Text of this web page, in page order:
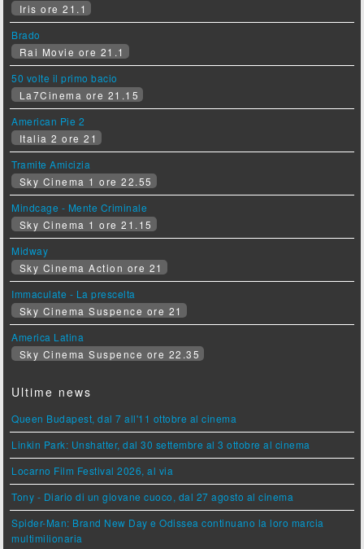
Iris ore 21.1
Brado
Rai Movie ore 21.1
50 volte il primo bacio
La7Cinema ore 21.15
American Pie 2
Italia 2 ore 21
Tramite Amicizia
Sky Cinema 1 ore 22.55
Mindcage - Mente Criminale
Sky Cinema 1 ore 21.15
Midway
Sky Cinema Action ore 21
Immaculate - La prescelta
Sky Cinema Suspence ore 21
America Latina
Sky Cinema Suspence ore 22.35
Ultime news
Queen Budapest, dal 7 all'11 ottobre al cinema
Linkin Park: Unshatter, dal 30 settembre al 3 ottobre al cinema
Locarno Film Festival 2026, al via
Tony - Diario di un giovane cuoco, dal 27 agosto al cinema
Spider-Man: Brand New Day e Odissea continuano la loro marcia
multimilionaria